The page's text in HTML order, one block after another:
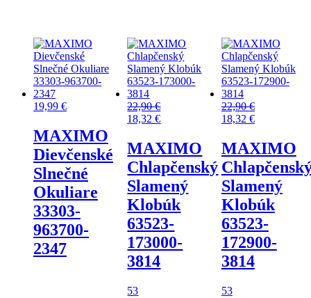
19,99 €
MAXIMO
Dievčenské
Slnečné
Okuliare
33303-
963700-
2347
22,90€
18,32€
MAXIMO
Chlapčenský
Slamený
Klobúk
63523-
173000-
3814
53
22,90€
18,32 €
MAXIMO
Slamený
Klobúk
63523-
172900-
3814
53